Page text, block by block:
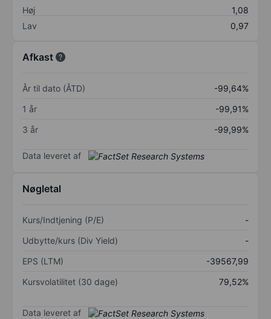
Høj
1,08
Lav
0,97
Afkast
År til dato (ÅTD)
-99,64%
1 år
-99,91%
3 år
-99,99%
Data leveret af
Nøgletal
Kurs/Indtjening (P/E)
-
Udbytte/kurs (Div Yield)
-
EPS (LTM)
-39567,99
Kursvolatilitet (30 dage)
79,52%
Data leveret af